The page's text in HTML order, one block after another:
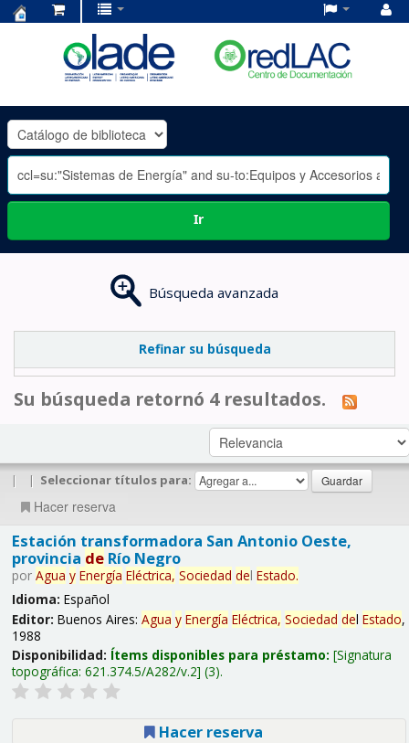
OLADE
-
Ir
Búsqueda avanzada
Refinar su búsqueda
Su búsqueda retornó 4 resultados.
| | Seleccionar títulos para:
Hacer reserva
Estación transformadora San Antonio Oeste,
provincia deRío Negro
por Agua y Energía Eléctrica, Sociedad del Estado.
Idioma: Español
Editor: Buenos Aires: Agua y Energía Eléctrica, Sociedad del Estado,
1988
Disponibilidad: Ítems disponibles para préstamo: Signatura
topográfica: 621.374.5/A282/v.2 (3).
Hacer reserva